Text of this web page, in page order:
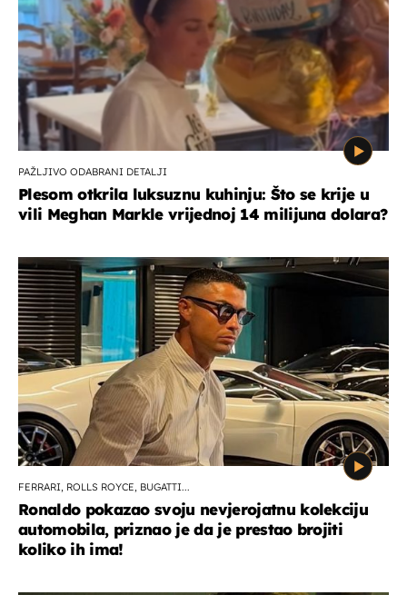
PAŽLJIVO ODABRANI DETALJI
Plesom otkrila luksuznu kuhinju: Što se krije u
vili Meghan Markle vrijednoj 14 milijuna dolara?
FERRARI, ROLLS ROYCE, BUGATTI...
Ronaldo pokazao svoju nevjerojatnu kolekciju
automobila, priznao je da je prestao brojiti
koliko ih ima!